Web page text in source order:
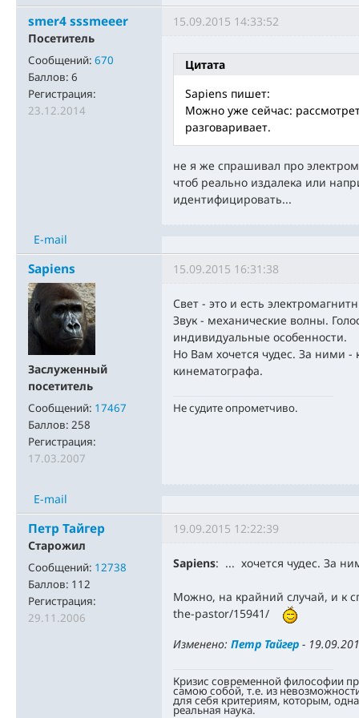
smer4 sssmeeer
Посетитель
Сообщений: 670
Баллов: 6
Регистрация:
23.12.2014
15.09.2015 14:33:52
Цитата
Sapiens пишет:
Можно уже сейчас:
разговаривает.
не я же спрашивал про
чтоб реально издалека или
идентифицировать...
E-mail
Sapiens
Заслуженный
посетитель
Сообщений: 17467
Баллов: 258
Регистрация:
17.03.2007
15.09.2015 16:31:38
Свет - это и есть
Звук - механические волны.
индивидуальные особенности.
Но Вам хочется чудес. За ними -
кинематографа.
Не судите опрометчиво.
E-mail
Петр Тайгер
Старожил
Сообщений: 12738
Баллов: 112
Регистрация:
29.11.2006
19.09.2015 12:22:39
Sapiens: ... хочется чудес. За
Можно, на крайний случай, и к
the-pastor/15941/
Изменено: Петр Тайгер -
Кризис современной философии
самою собой, т.е. из
для себя критериям, которым,
реальная наука.